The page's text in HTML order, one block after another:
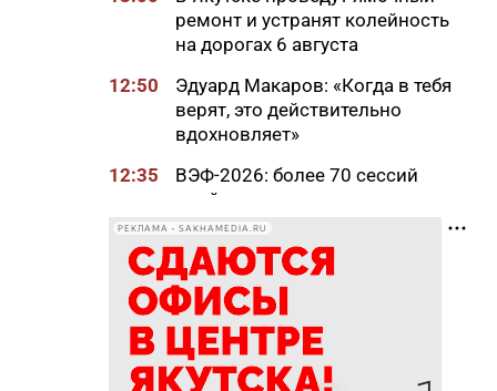
ремонт и устранят колейность
на дорогах 6 августа
12:50
Эдуард Макаров: «Когда в тебя
верят, это действительно
вдохновляет»
12:35
ВЭФ-2026: более 70 сессий
пройдут под девизом
«Дальний Восток — развитие
во благо людей»
12:10
Ученые Якутии применяют ИИ
для поддержки якутского
языка и прогнозирования
природных пожаров
РЕКЛАМА • SAKHAMEDIA.RU